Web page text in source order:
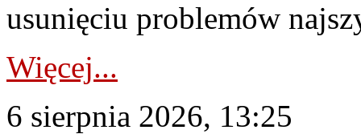
usunięciu problemów
Więcej...
6 sierpnia 2026, 13:25